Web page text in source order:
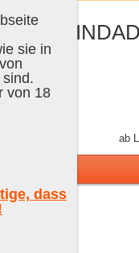
Vol.
ab
4.34 von 5)
sie in
von
von 18
dass